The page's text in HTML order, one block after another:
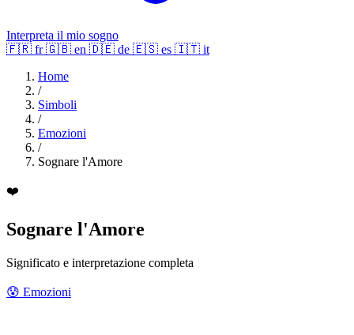
Interpreta il mio sogno
🇫🇷 fr 🇬🇧 en 🇩🇪 de 🇪🇸 es 🇮🇹 it
Home
/
Simboli
/
Emozioni
/
Sognare l'Amore
❤️
Sognare l'Amore
Significato e interpretazione completa
😰 Emozioni